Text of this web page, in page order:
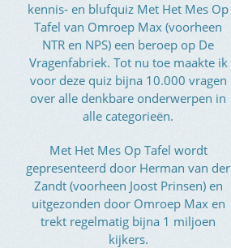
kennis- en blufquiz Met Het Mes Op
Tafel van Omroep Max (voorheen
NTR en NPS) een beroep op De
Vragenfabriek. Tot nu toe maakte ik
voor deze quiz bijna 10.000 vragen
over alle denkbare onderwerpen in
alle categorieën.
Met Het Mes Op Tafel wordt
gepresenteerd door Herman van der
Zandt (voorheen Joost Prinsen) en
uitgezonden door Omroep Max en
trekt regelmatig bijna 1 miljoen
kijkers.